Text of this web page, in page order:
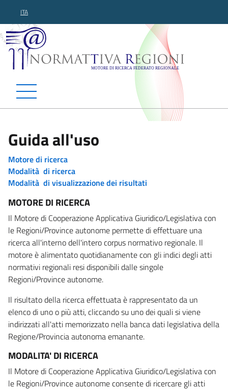
ITA
Normattiva Regioni -
Guida all'uso
Motore di ricerca
Modalità di ricerca
Modalità di visualizzazione dei risultati
MOTORE DI RICERCA
Il Motore di Cooperazione Applicativa Giuridico/Legislativa con
le Regioni/Province autonome permette di effettuare una
ricerca all'interno dell'intero corpus normativo regionale. Il
motore è alimentato quotidianamente con gli indici degli atti
normativi regionali resi disponibili dalle singole
Regioni/Province autonome.
Il risultato della ricerca effettuata è rappresentato da un
elenco di uno o più atti, cliccando su uno dei quali si viene
indirizzati all'atti memorizzato nella banca dati legislativa della
Regione/Provincia autonoma emanante.
MODALITA' DI RICERCA
Il Motore di Cooperazione Applicativa Giuridico/Legislativa con
le Regioni/Province autonome consente di ricercare gli atti